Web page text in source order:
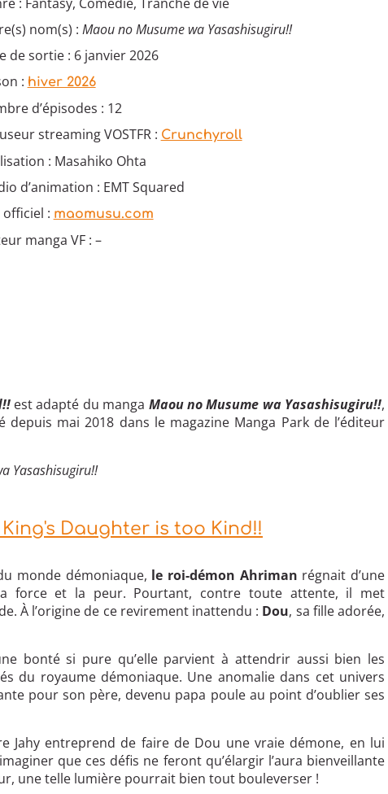
nom(s) : Maou no Musume wa Yasashisugiru!!
de sortie : 6 janvier 2026
: hiver 2026
d’épisodes : 12
streaming VOSTFR : Crunchyroll
: Masahiko Ohta
d’animation : EMT Squared
officiel : maomusu.com
manga VF : –
est adapté du manga Maou no Musume wa Yasashisugiru!!,
depuis mai 2018 dans le magazine Manga Park de l’éditeur
Yasashisugiru!!
Daughter is too Kind!!
monde démoniaque, le roi-démon Ahriman régnait d’une
force et la peur. Pourtant, contre toute attente, il met
À l’origine de ce revirement inattendu : Dou, sa fille adorée,
bonté si pure qu’elle parvient à attendrir aussi bien les
du royaume démoniaque. Une anomalie dans cet univers
pour son père, devenu papa poule au point d’oublier ses
Jahy entreprend de faire de Dou une vraie démone, en lui
que ces défis ne feront qu’élargir l’aura bienveillante
une telle lumière pourrait bien tout bouleverser !